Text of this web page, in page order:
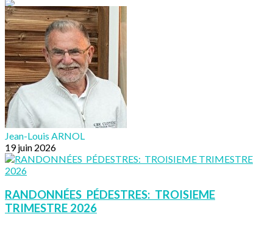
Jean-Louis ARNOL
19 juin 2026
RANDONNÉES PÉDESTRES: TROISIEME
TRIMESTRE 2026